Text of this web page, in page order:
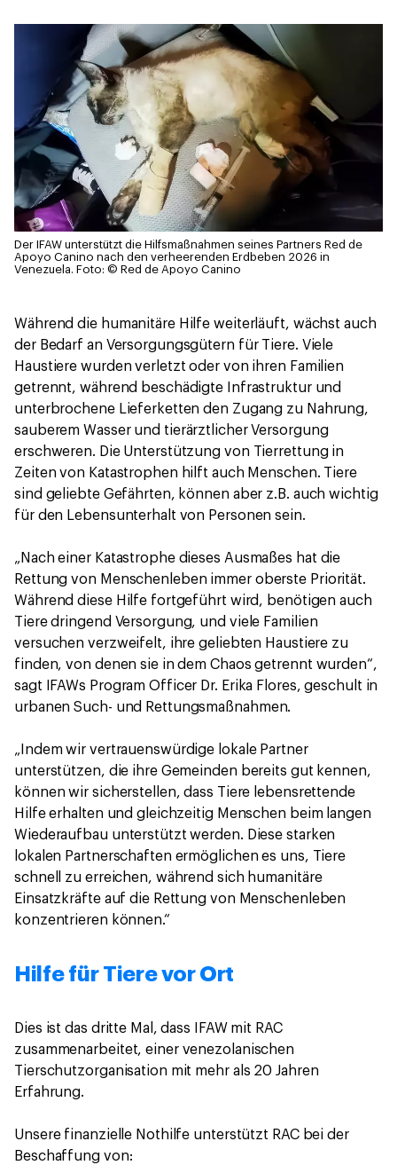
Der IFAW unterstützt die Hilfsmaßnahmen seines Partners Red de
Apoyo Canino nach den verheerenden Erdbeben 2026 in
Venezuela. Foto: © Red de Apoyo Canino
Während die humanitäre Hilfe weiterläuft, wächst auch
der Bedarf an Versorgungsgütern für Tiere. Viele
Haustiere wurden verletzt oder von ihren Familien
getrennt, während beschädigte Infrastruktur und
unterbrochene Lieferketten den Zugang zu Nahrung,
sauberem Wasser und tierärztlicher Versorgung
erschweren. Die Unterstützung von Tierrettung in
Zeiten von Katastrophen hilft auch Menschen. Tiere
sind geliebte Gefährten, können aber z.B. auch wichtig
für den Lebensunterhalt von Personen sein.
„Nach einer Katastrophe dieses Ausmaßes hat die
Rettung von Menschenleben immer oberste Priorität.
Während diese Hilfe fortgeführt wird, benötigen auch
Tiere dringend Versorgung, und viele Familien
versuchen verzweifelt, ihre geliebten Haustiere zu
finden, von denen sie in dem Chaos getrennt wurden“,
sagt IFAWs Program Officer Dr. Erika Flores, geschult in
urbanen Such- und Rettungsmaßnahmen.
„Indem wir vertrauenswürdige lokale Partner
unterstützen, die ihre Gemeinden bereits gut kennen,
können wir sicherstellen, dass Tiere lebensrettende
Hilfe erhalten und gleichzeitig Menschen beim langen
Wiederaufbau unterstützt werden. Diese starken
lokalen Partnerschaften ermöglichen es uns, Tiere
schnell zu erreichen, während sich humanitäre
Einsatzkräfte auf die Rettung von Menschenleben
konzentrieren können.“
Hilfe für Tiere vor Ort
Dies ist das dritte Mal, dass IFAW mit RAC
zusammenarbeitet, einer venezolanischen
Tierschutzorganisation mit mehr als 20 Jahren
Erfahrung.
Unsere finanzielle Nothilfe unterstützt RAC bei der
Beschaffung von: